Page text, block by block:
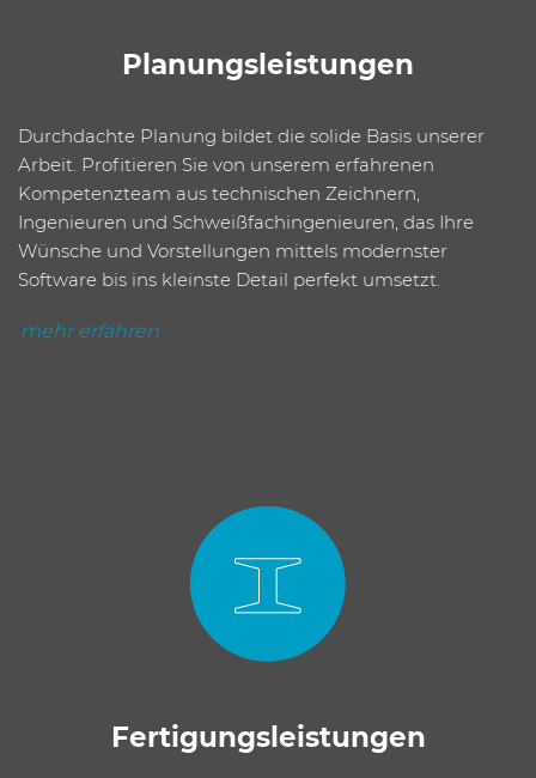
Plan­ungsleistungen
Durchdachte Planung bildet die solide Basis unserer
Arbeit. Profitieren Sie von unserem erfahrenen
Kompetenzteam aus technischen Zeichnern,
Ingenieuren und Schweißfachingenieuren, das Ihre
Wünsche und Vorstellungen mittels modernster
Software bis ins kleinste Detail perfekt umsetzt.
mehr erfahren
Fertigungs­leistungen